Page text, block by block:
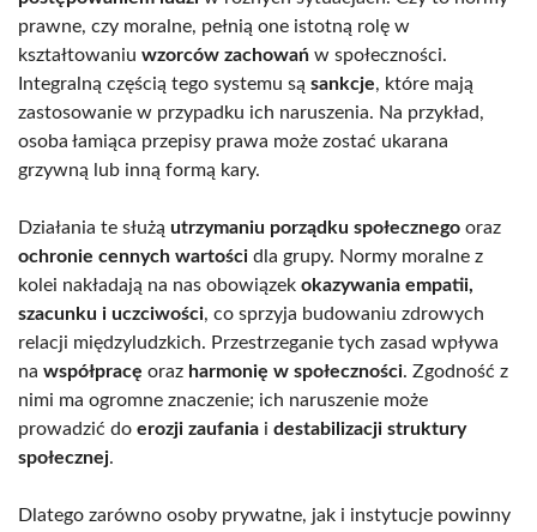
prawne, czy moralne, pełnią one istotną rolę w
kształtowaniu wzorców zachowań w społeczności.
Integralną częścią tego systemu są sankcje, które mają
zastosowanie w przypadku ich naruszenia. Na przykład,
osoba łamiąca przepisy prawa może zostać ukarana
grzywną lub inną formą kary.
Działania te służą utrzymaniu porządku społecznego oraz
ochronie cennych wartości dla grupy. Normy moralne z
kolei nakładają na nas obowiązek okazywania empatii,
szacunku i uczciwości, co sprzyja budowaniu zdrowych
relacji międzyludzkich. Przestrzeganie tych zasad wpływa
na współpracę oraz harmonię w społeczności. Zgodność z
nimi ma ogromne znaczenie; ich naruszenie może
prowadzić do erozji zaufania i destabilizacji struktury
społecznej.
Dlatego zarówno osoby prywatne, jak i instytucje powinny